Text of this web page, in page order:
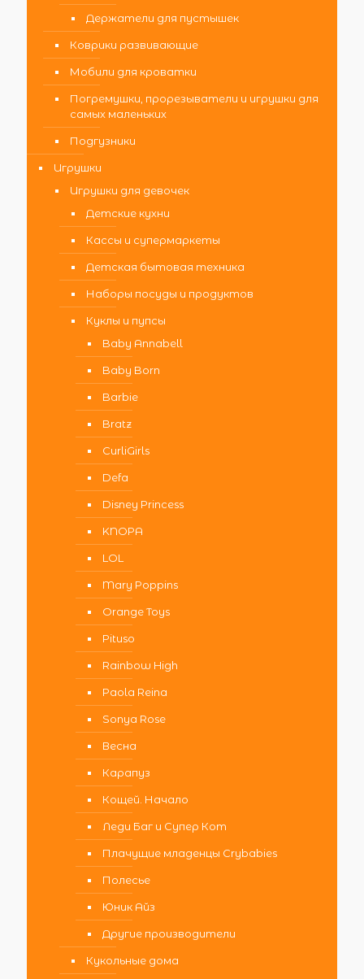
Держатели для пустышек
Коврики развивающие
Мобили для кроватки
Погремушки, прорезыватели и игрушки для
самых маленьких
Подгузники
Игрушки
Игрушки для девочек
Детские кухни
Кассы и супермаркеты
Детская бытовая техника
Наборы посуды и продуктов
Куклы и пупсы
Baby Annabell
Baby Born
Barbie
Bratz
CurliGirls
Defa
Disney Princess
KNOPA
LOL
Mary Poppins
Orange Toys
Pituso
Rainbow High
Paola Reina
Sonya Rose
Весна
Карапуз
Кощей. Начало
Леди Баг и Супер Кот
Плачущие младенцы Crybabies
Полесье
Юник Айз
Другие производители
Кукольные дома